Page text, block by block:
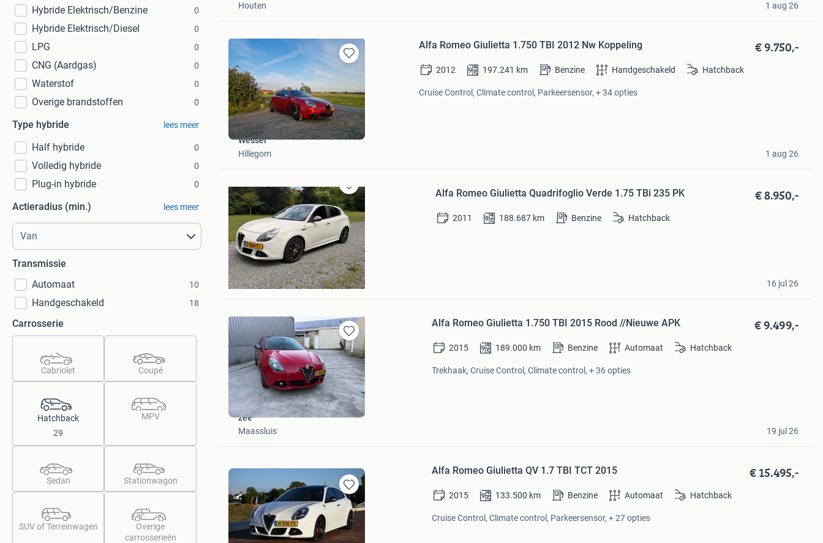
Hybride Elektrisch/Benzine 0
Hybride Elektrisch/Diesel 0
LPG 0
CNG (Aardgas) 0
Waterstof 0
Overige brandstoffen 0
Type hybride lees meer
Half hybride 0
Volledig hybride 0
Plug-in hybride 0
Actieradius (min.) lees meer
Transmissie
Automaat
10
Handgeschakeld 18
Carrosserie
Cabriolet Coupé
Hatchback
29
MPV
Sedan Stationwagon
SUV of Terreinwagen
Overige
carrosserieën
Houten
1 aug 26
Bewaren
in
Favorieten
Alfa Romeo Giulietta 1.750 TBI 2012 Nw Koppeling € 9.750,-
2012 197.241 km Benzine Handgeschakeld Hatchback
Cruise Control, Climate control, Parkeersensor, + 34 opties
Wessel
Hillegom
1 aug 26
Bewaren
in
Mijn
Favorieten
Alfa Romeo Giulietta Quadrifoglio Verde 1.75 TBi 235 PK € 8.950,-
2011 188.687 km Benzine Hatchback
Carenthusiasts
Groenekan
16 jul 26
Bewaren
in
Mijn
Favorieten
Alfa Romeo Giulietta 1.750 TBI 2015 Rood //Nieuwe APK € 9.499,-
2015 189.000 km Benzine Automaat Hatchback
Trekhaak, Cruise Control, Climate control, + 36 opties
zee
Maassluis
19 jul 26
Bewaren
in
Mijn
Favorieten
Alfa Romeo Giulietta QV 1.7 TBI TCT 2015 € 15.495,-
2015 133.500 km Benzine Automaat Hatchback
Cruise Control, Climate control, Parkeersensor, + 27 opties